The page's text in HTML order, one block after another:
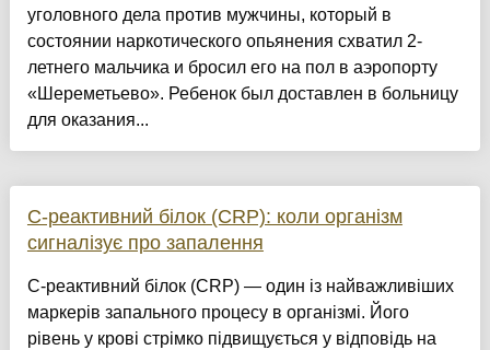
уголовного дела против мужчины, который в
состоянии наркотического опьянения схватил 2-
летнего мальчика и бросил его на пол в аэропорту
«Шереметьево». Ребенок был доставлен в больницу
для оказания...
С-реактивний білок (CRP): коли організм
сигналізує про запалення
С-реактивний білок (CRP) — один із найважливіших
маркерів запального процесу в організмі. Його
рівень у крові стрімко підвищується у відповідь на